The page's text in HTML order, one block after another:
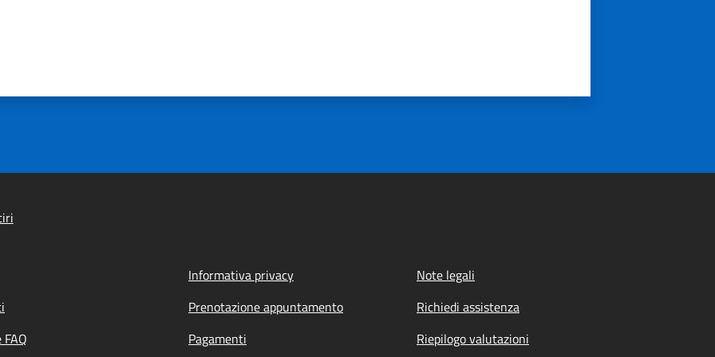
Informativa privacy
Note legali
Prenotazione appuntamento
Richiedi assistenza
Pagamenti Riepilogo valutazioni